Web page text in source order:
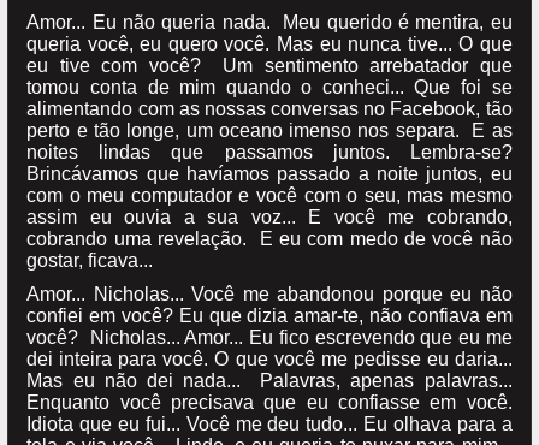
Amor... Eu não queria nada. Meu querido é mentira, eu
queria você, eu quero você. Mas eu nunca tive... O que
eu tive com você? Um sentimento arrebatador que
tomou conta de mim quando o conheci... Que foi se
alimentando com as nossas conversas no Facebook, tão
perto e tão longe, um oceano imenso nos separa. E as
noites lindas que passamos juntos. Lembra-se?
Brincávamos que havíamos passado a noite juntos, eu
com o meu computador e você com o seu, mas mesmo
assim eu ouvia a sua voz... E você me cobrando,
cobrando uma revelação. E eu com medo de você não
gostar, ficava...
Amor... Nicholas... Você me abandonou porque eu não
confiei em você? Eu que dizia amar-te, não confiava em
você? Nicholas... Amor... Eu fico escrevendo que eu me
dei inteira para você. O que você me pedisse eu daria...
Mas eu não dei nada... Palavras, apenas palavras...
Enquanto você precisava que eu confiasse em você.
Idiota que eu fui... Você me deu tudo... Eu olhava para a